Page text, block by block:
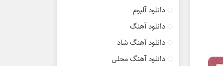
دانلود آلبوم
دانلود آهنگ
دانلود آهنگ شاد
دانلود آهنگ محلی